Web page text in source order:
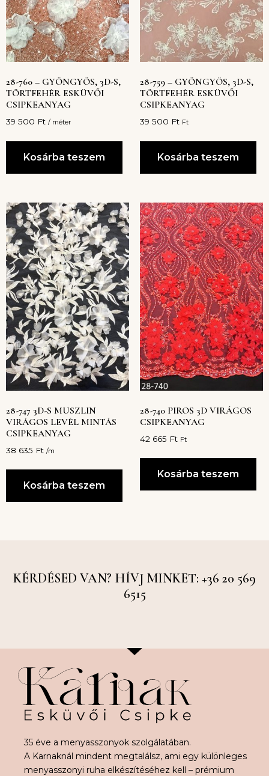
28-760 – GYÖNGYÖS, 3D-S,
TÖRTFEHÉR ESKÜVŐI
CSIPKEANYAG
39 500 Ft / méter
Kosárba teszem
28-759 – GYÖNGYÖS, 3D-S,
TÖRTFEHÉR ESKÜVŐI
CSIPKEANYAG
39 500 Ft Ft
Kosárba teszem
28-747 3D-S MUSZLIN
VIRÁGOS LEVÉL MINTÁS
CSIPKEANYAG
38 635 Ft /m
Kosárba teszem
28-740 PIROS 3D VIRÁGOS
CSIPKEANYAG
42 665 Ft Ft
Kosárba teszem
KÉRDÉSED VAN? HÍVJ MINKET: +36 20 569
6515
35 éve a menyasszonyok szolgálatában.
A Karnaknál mindent megtalálsz, ami egy különleges
menyasszonyi ruha elkészítéséhez kell – prémium